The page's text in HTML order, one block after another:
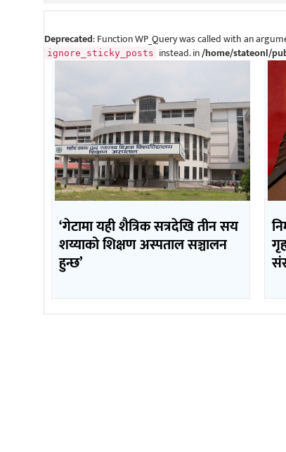
Deprecated: Function WP_Query was called with an
ignore_sticky_posts instead. in/home/stateonl/
‘गेटामा यही शैत्रिक सत्रदेखि तीन सय
शय्याको शिक्षण अस्पताल सञ्चालन
हुन्छ’